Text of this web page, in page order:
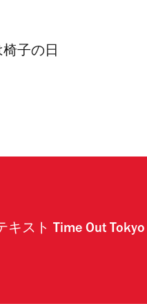
子の日
キスト Time Out